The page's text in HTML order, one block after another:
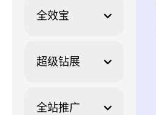
全效宝
超级钻展
全站推广